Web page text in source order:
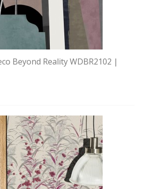
Beyond Reality WDBR2102 |